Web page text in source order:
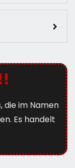
die im Namen
Es handelt